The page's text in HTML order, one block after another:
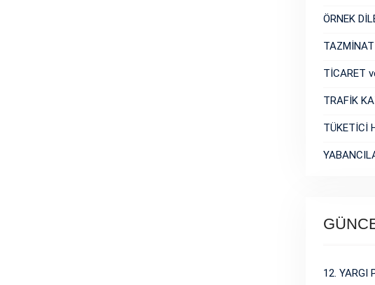
ÖRNEK
TAZMİNAT
TİCARET
TRAFİK
TÜKETİCİ
12. YARGI